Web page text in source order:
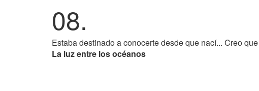
08.
Estaba destinado a conocerte desde que nací... Creo
La luz entre los océanos